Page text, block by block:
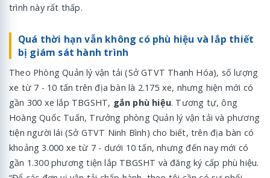
trình này rất thấp.
Quá thời hạn vẫn không có phù hiệu và lắp thiết
bị giám sát hành trình
Theo Phòng Quản lý vận tải (Sở GTVT Thanh Hóa), số lượng
xe từ 7 - 10 tấn trên địa bàn là 2.175 xe, nhưng hiện mới có
gần 300 xe lắp TBGSHT, gắn phù hiệu. Tương tự, ông
Hoàng Quốc Tuấn, Trưởng phòng Quản lý vận tải và phương
tiện người lái (Sở GTVT Ninh Bình) cho biết, trên địa bàn có
khoảng 3.000 xe từ 7 - dưới 10 tấn, nhưng đến nay mới có
gần 1.300 phương tiện lắp TBGSHT và đăng ký cấp phù hiệu.